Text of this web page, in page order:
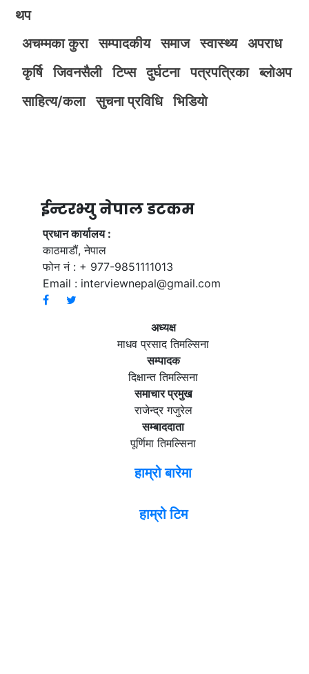
थप
अचम्मका कुरा
सम्पादकीय समाज स्वास्थ्य
अपराध
कृर्षि
जिवनसैली टिप्स दुर्घटना पत्रपत्रिका
ब्लोअप
साहित्य/कला
सुचना प्रविधि भिडियाे
ईन्टरभ्यु नेपाल डटकम
प्रधान कार्यालय :
काठमाडौं, नेपाल
फोन नं : + 977-9851111013
Email : interviewnepal@gmail.com
अध्यक्ष
माधव प्रसाद तिमल्सिना
सम्पादक
दिक्षान्त तिमल्सिना
समाचार प्रमुख
राजेन्द्र गजुरेल
सम्बाददाता
पूर्णिमा तिमल्सिना
हाम्रो बारेमा
हाम्रो टिम